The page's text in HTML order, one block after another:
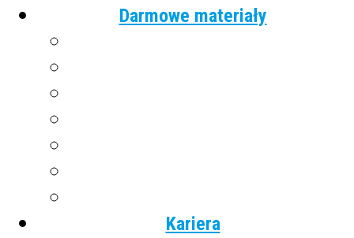
Darmowe materiały
Kariera